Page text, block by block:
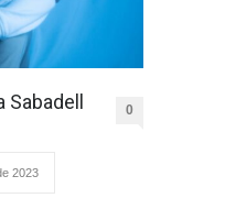
Sabadell 0
2023